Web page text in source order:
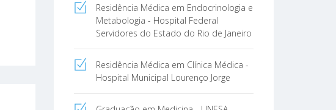
Residência Médica em Endocrinologia e
Metabologia - Hospital Federal
Servidores do Estado do Rio de Janeiro
Residência Médica em Clínica Médica -
Hospital Municipal Lourenço Jorge